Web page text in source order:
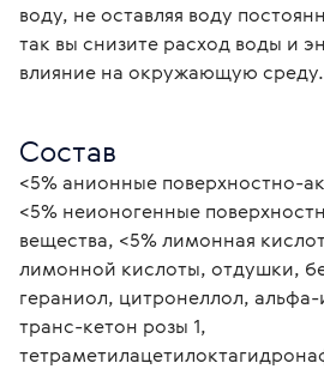
воду, не оставляя воду
так вы снизите расход воды и
влияние на окружающую среду.
Состав
<5% анионные поверхностно-
<5% неионогенные
вещества, <5% лимонная
лимонной кислоты, отдушки,
гераниол, цитронеллол,
транс-кетон розы 1,